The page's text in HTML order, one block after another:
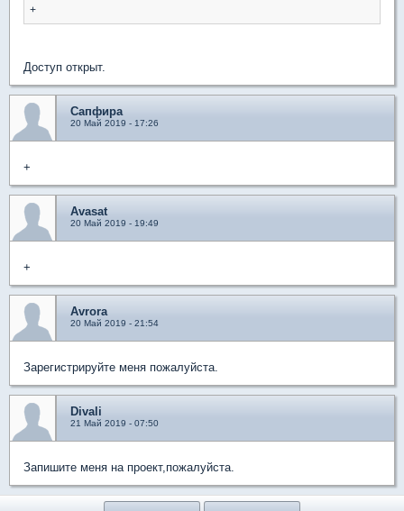
+
Доступ открыт.
Сапфира
20 Май 2019 - 17:26
+
Avasat
20 Май 2019 - 19:49
+
Avrora
20 Май 2019 - 21:54
Зарегистрируйте меня пожалуйста.
Divali
21 Май 2019 - 07:50
Запишите меня на проект,пожалуйста.